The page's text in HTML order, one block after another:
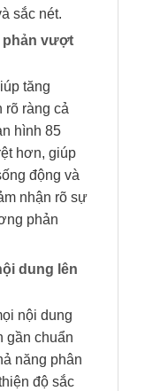
sắc nét.
phản vượt
tăng
rõ ràng cả
hình 85
hơn, giúp
động và
nhận rõ sự
phản
dung lên
nội dung
gần chuẩn
năng phân
độ sắc